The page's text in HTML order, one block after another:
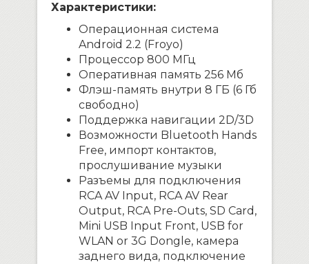
Характеристики:
Операционная система
Android 2.2 (Froyo)
Процессор 800 МГц
Оперативная память 256 Мб
Флэш-память внутри 8 ГБ (6 Гб
свободно)
Поддержка навигации 2D/3D
Возможности Bluetooth Hands
Free, импорт контактов,
прослушивание музыки
Разъемы для подключения
RCA AV Input, RCA AV Rear
Output, RCA Pre-Outs, SD Card,
Mini USB Input Front, USB for
WLAN or 3G Dongle, камера
заднего вида, подключение